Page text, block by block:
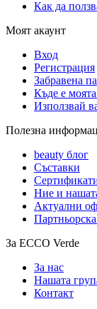
Как да
Моят акаунт
Вход
Регистрация
Забравена
Къде е
Използвай
Полезна
beauty блог
Съставки
Ние и
Актуални
За ECCO Verde
За нас
Нашата
Контакт